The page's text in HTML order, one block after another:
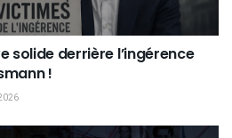
solide derrière l’ingérence
!